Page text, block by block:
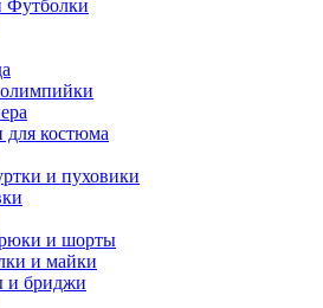
Футболки
для костюма
и пуховики
и шорты
и майки
бриджи